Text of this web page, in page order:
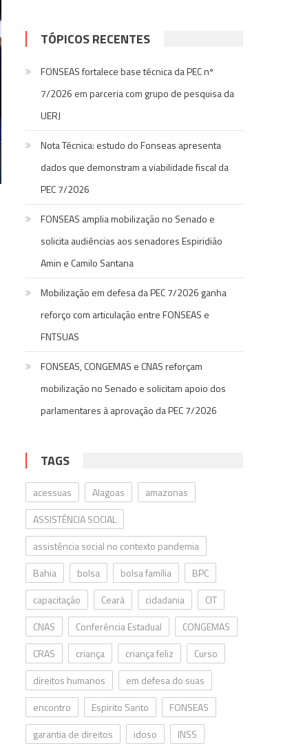
TÓPICOS RECENTES
FONSEAS fortalece base técnica da PEC nº
7/2026 em parceria com grupo de pesquisa da
UERJ
Nota Técnica: estudo do Fonseas apresenta
dados que demonstram a viabilidade fiscal da
PEC 7/2026
FONSEAS amplia mobilização no Senado e
solicita audiências aos senadores Espiridião
Amin e Camilo Santana
Mobilização em defesa da PEC 7/2026 ganha
reforço com articulação entre FONSEAS e
FNTSUAS
FONSEAS, CONGEMAS e CNAS reforçam
mobilização no Senado e solicitam apoio dos
parlamentares à aprovação da PEC 7/2026
TAGS
acessuas Alagoas
amazonas
ASSISTÊNCIA SOCIAL
assistência social no contexto pandemia
Bahia
bolsa bolsa família
BPC
capacitação
Ceará cidadania
CIT
CNAS
Conferência Estadual
CONGEMAS
CRAS
criança criança feliz
Curso
direitos humanos
em defesa do suas
encontro
Espirito Santo
FONSEAS
garantia de direitos
idoso
INSS